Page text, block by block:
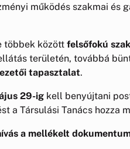
működés szakmai és
többek között felsőfokú
területén, továbbá
tapasztalat.
29-ig kell benyújtani
a Társulási Tanács hozza
a mellékelt